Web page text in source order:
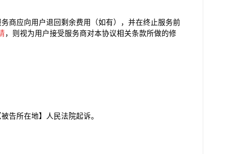
商应向用户退回剩余费用（如有），并在终止服务前
，则视为用户接受服务商对本协议相关条款所做的修
告所在地】人民法院起诉。